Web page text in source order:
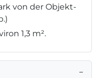
von der Objekt-
1,3 m².
−